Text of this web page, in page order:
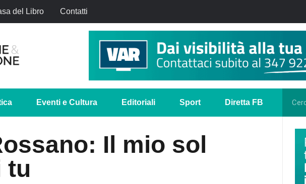
del Libro Contatti
Eventi e Cultura Editoriali Sport Diretta FB
Il mio sol
tu